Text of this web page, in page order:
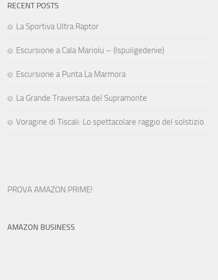
RECENT POSTS
La Sportiva Ultra Raptor
Escursione a Cala Mariolu – (Ispuligedenie)
Escursione a Punta La Marmora
La Grande Traversata del Supramonte
Voragine di Tiscali: Lo spettacolare raggio del solstizio
PROVA AMAZON PRIME!
AMAZON BUSINESS